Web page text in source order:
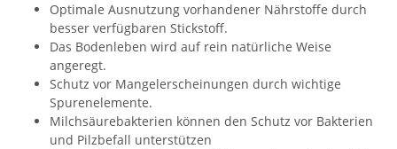
Optimale Ausnutzung vorhandener Nährstoffe durch
besser verfügbaren Stickstoff.
Das Bodenleben wird auf rein natürliche Weise
angeregt.
Schutz vor Mangelerscheinungen durch wichtige
Spurenelemente.
Milchsäurebakterien können den Schutz vor Bakterien
und Pilzbefall unterstützen